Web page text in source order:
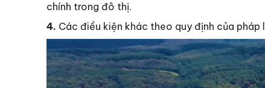
chính trong đô thị.
4. Các điều kiện khác theo quy định của pháp